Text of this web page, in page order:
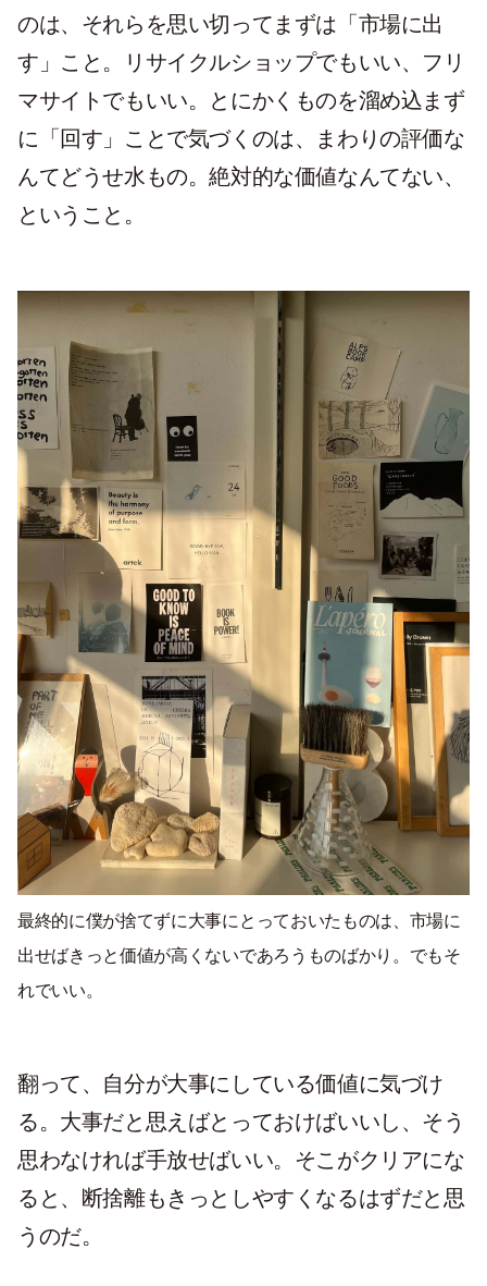
のは、それらを思い切ってまずは「市場に出
す」こと。リサイクルショップでもいい、フリ
マサイトでもいい。とにかくものを溜め込まず
に「回す」ことで気づくのは、まわりの評価な
んてどうせ水もの。絶対的な価値なんてない、
ということ。
最終的に僕が捨てずに大事にとっておいたものは、市場に
出せばきっと価値が高くないであろうものばかり。でもそ
れでいい。
翻って、自分が大事にしている価値に気づけ
る。大事だと思えばとっておけばいいし、そう
思わなければ手放せばいい。そこがクリアにな
ると、断捨離もきっとしやすくなるはずだと思
うのだ。